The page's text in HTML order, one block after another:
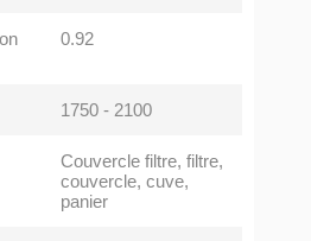
0.92
1750 - 2100
Couvercle filtre, filtre,
couvercle, cuve,
panier